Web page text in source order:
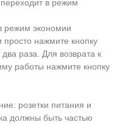
в режим
режим экономии
просто нажмите кнопку
раза. Для возврата к
работы нажмите кнопку
розетки питания и
должны быть частью